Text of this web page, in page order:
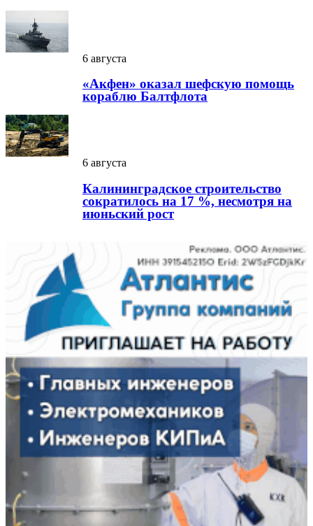
6 августа
«Акфен» оказал шефскую помощь
кораблю Балтфлота
6 августа
Калининградское строительство
сократилось на 17 %, несмотря на
июньский рост